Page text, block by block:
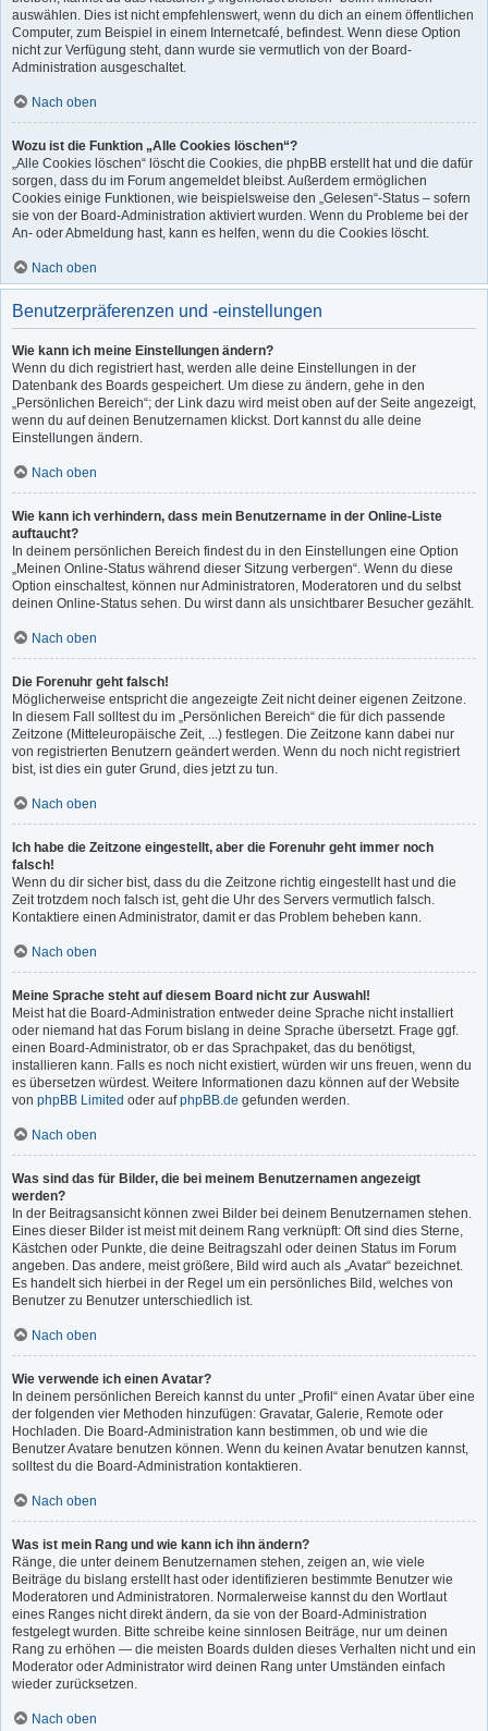
auswählen. Dies ist nicht empfehlenswert, wenn du dich an einem öffentlichen
Computer, zum Beispiel in einem Internetcafé, befindest. Wenn diese Option
nicht zur Verfügung steht, dann wurde sie vermutlich von der Board-
Administration ausgeschaltet.
Nach oben
Wozu ist die Funktion „Alle Cookies löschen“?
„Alle Cookies löschen“ löscht die Cookies, die phpBB erstellt hat und die dafür
sorgen, dass du im Forum angemeldet bleibst. Außerdem ermöglichen
Cookies einige Funktionen, wie beispielsweise den „Gelesen“-Status – sofern
sie von der Board-Administration aktiviert wurden. Wenn du Probleme bei der
An- oder Abmeldung hast, kann es helfen, wenn du die Cookies löscht.
Nach oben
Benutzerpräferenzen und -einstellungen
Wie kann ich meine Einstellungen ändern?
Wenn du dich registriert hast, werden alle deine Einstellungen in der
Datenbank des Boards gespeichert. Um diese zu ändern, gehe in den
„Persönlichen Bereich“; der Link dazu wird meist oben auf der Seite angezeigt,
wenn du auf deinen Benutzernamen klickst. Dort kannst du alle deine
Einstellungen ändern.
Nach oben
Wie kann ich verhindern, dass mein Benutzername in der Online-Liste
auftaucht?
In deinem persönlichen Bereich findest du in den Einstellungen eine Option
„Meinen Online-Status während dieser Sitzung verbergen“. Wenn du diese
Option einschaltest, können nur Administratoren, Moderatoren und du selbst
deinen Online-Status sehen. Du wirst dann als unsichtbarer Besucher gezählt.
Nach oben
Die Forenuhr geht falsch!
Möglicherweise entspricht die angezeigte Zeit nicht deiner eigenen Zeitzone.
In diesem Fall solltest du im „Persönlichen Bereich“ die für dich passende
Zeitzone (Mitteleuropäische Zeit, ...) festlegen. Die Zeitzone kann dabei nur
von registrierten Benutzern geändert werden. Wenn du noch nicht registriert
bist, ist dies ein guter Grund, dies jetzt zu tun.
Nach oben
Ich habe die Zeitzone eingestellt, aber die Forenuhr geht immer noch
falsch!
Wenn du dir sicher bist, dass du die Zeitzone richtig eingestellt hast und die
Zeit trotzdem noch falsch ist, geht die Uhr des Servers vermutlich falsch.
Kontaktiere einen Administrator, damit er das Problem beheben kann.
Nach oben
Meine Sprache steht auf diesem Board nicht zur Auswahl!
Meist hat die Board-Administration entweder deine Sprache nicht installiert
oder niemand hat das Forum bislang in deine Sprache übersetzt. Frage ggf.
einen Board-Administrator, ob er das Sprachpaket, das du benötigst,
installieren kann. Falls es noch nicht existiert, würden wir uns freuen, wenn du
es übersetzen würdest. Weitere Informationen dazu können auf der Website
von phpBB Limited oder aufphpBB.de gefunden werden.
Nach oben
Was sind das für Bilder, die bei meinem Benutzernamen angezeigt
werden?
In der Beitragsansicht können zwei Bilder bei deinem Benutzernamen stehen.
Eines dieser Bilder ist meist mit deinem Rang verknüpft: Oft sind dies Sterne,
Kästchen oder Punkte, die deine Beitragszahl oder deinen Status im Forum
angeben. Das andere, meist größere, Bild wird auch als „Avatar“ bezeichnet.
Es handelt sich hierbei in der Regel um ein persönliches Bild, welches von
Benutzer zu Benutzer unterschiedlich ist.
Nach oben
Wie verwende ich einen Avatar?
In deinem persönlichen Bereich kannst du unter „Profil“ einen Avatar über eine
der folgenden vier Methoden hinzufügen: Gravatar, Galerie, Remote oder
Hochladen. Die Board-Administration kann bestimmen, ob und wie die
Benutzer Avatare benutzen können. Wenn du keinen Avatar benutzen kannst,
solltest du die Board-Administration kontaktieren.
Nach oben
Was ist mein Rang und wie kann ich ihn ändern?
Ränge, die unter deinem Benutzernamen stehen, zeigen an, wie viele
Beiträge du bislang erstellt hast oder identifizieren bestimmte Benutzer wie
Moderatoren und Administratoren. Normalerweise kannst du den Wortlaut
eines Ranges nicht direkt ändern, da sie von der Board-Administration
festgelegt wurden. Bitte schreibe keine sinnlosen Beiträge, nur um deinen
Rang zu erhöhen — die meisten Boards dulden dieses Verhalten nicht und ein
Moderator oder Administrator wird deinen Rang unter Umständen einfach
wieder zurücksetzen.
Nach oben